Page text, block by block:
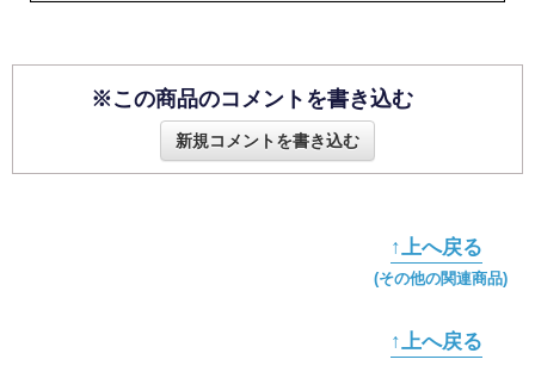
※この商品のコメントを書き込む
新規コメントを書き込む
↑上へ戻る
(その他の関連商品)
↑上へ戻る